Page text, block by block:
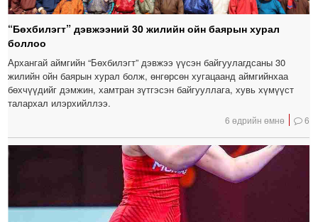
“Бөхбилэгт” дэвжээний 30 жилийн ойн баярын хурал
боллоо
Архангай аймгийн “Бөхбилэгт” дэвжээ үүсэн байгуулагдсаны 30
жилийн ойн баярын хурал болж, өнгөрсөн хугацаанд аймгийнхаа
бөхчүүдийг дэмжин, хамтран зүтгэсэн байгууллага, хувь хүмүүст
талархал илэрхийллээ.
6 өдрийн өмнө 6